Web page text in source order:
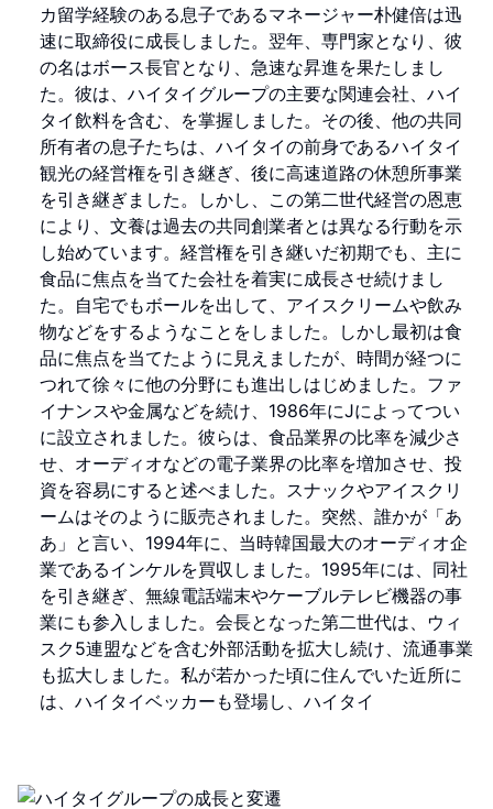
カ留学経験のある息子であるマネージャー朴健倍は迅
速に取締役に成長しました。翌年、専門家となり、彼
の名はボース長官となり、急速な昇進を果たしまし
た。彼は、ハイタイグループの主要な関連会社、ハイ
タイ飲料を含む、を掌握しました。その後、他の共同
所有者の息子たちは、ハイタイの前身であるハイタイ
観光の経営権を引き継ぎ、後に高速道路の休憩所事業
を引き継ぎました。しかし、この第二世代経営の恩恵
により、文養は過去の共同創業者とは異なる行動を示
し始めています。経営権を引き継いだ初期でも、主に
食品に焦点を当てた会社を着実に成長させ続けまし
た。自宅でもボールを出して、アイスクリームや飲み
物などをするようなことをしました。しかし最初は食
品に焦点を当てたように見えましたが、時間が経つに
つれて徐々に他の分野にも進出しはじめました。ファ
イナンスや金属などを続け、1986年にJによってつい
に設立されました。彼らは、食品業界の比率を減少さ
せ、オーディオなどの電子業界の比率を増加させ、投
資を容易にすると述べました。スナックやアイスクリ
ームはそのように販売されました。突然、誰かが「あ
あ」と言い、1994年に、当時韓国最大のオーディオ企
業であるインケルを買収しました。1995年には、同社
を引き継ぎ、無線電話端末やケーブルテレビ機器の事
業にも参入しました。会長となった第二世代は、ウィ
スク5連盟などを含む外部活動を拡大し続け、流通事業
も拡大しました。私が若かった頃に住んでいた近所に
は、ハイタイベッカーも登場し、ハイタイ